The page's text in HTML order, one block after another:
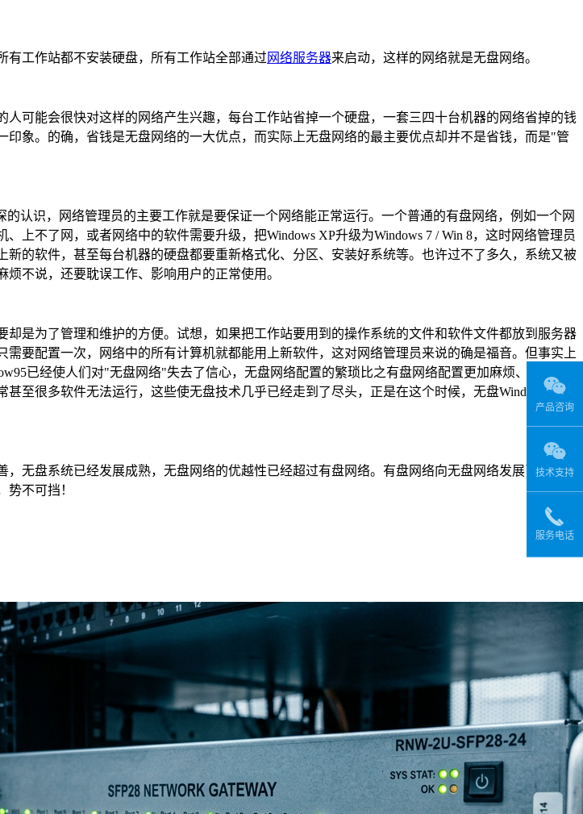
有工作站都不安装硬盘，所有工作站全部通过 网络服务器来启动，这样的网络就是无盘网络。
可能会很快对这样的网络产生兴趣，每台工作站省掉一个硬盘，一套三四十台机器的网络省掉的钱
象。的确，省钱是无盘网络的一大优点，而实际上无盘网络的最主要优点却并不是省钱，而是"管
认识，网络管理员的主要工作就是要保证一个网络能正常运行。一个普通的有盘网络，例如一个网
上不了网，或者网络中的软件需要升级，把Windows XP升级为Windows 7 / Win 8，这时网络管理员
的软件，甚至每台机器的硬盘都要重新格式化、分区、安装好系统等。也许过不了多久，系统又被
不说，还要耽误工作、影响用户的正常使用。
是为了管理和维护的方便。试想，如果把工作站要用到的操作系统的文件和软件文件都放到服务器
需要配置一次，网络中的所有计算机就都能用上新软件，这对网络管理员来说的确是福音。但事实上
已经使人们对"无盘网络"失去了信心，无盘网络配置的繁琐比之有盘网络配置更加麻烦、结构的
至很多软件无法运行，这些使无盘技术几乎已经走到了尽头，正是在这个时候，无盘Windows新版
，无盘系统已经发展成熟，无盘网络的优越性已经超过有盘网络。有盘网络向无盘网络发展已经开
不可挡！
产品咨询
技术支持
服务电话